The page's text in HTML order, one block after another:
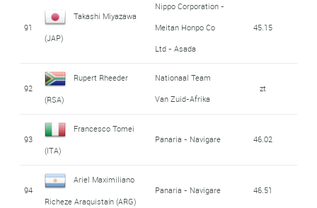
91
Takashi Miyazawa
(JAP)
Nippo Corporation -
Meitan Honpo Co
Ltd - Asada
45.15
92
Rupert Rheeder
(RSA)
Nationaal Team
Van Zuid-Afrika
zt
93
Francesco Tomei
(ITA)
Panaria - Navigare 46.02
94
Ariel Maximiliano
Richeze Araquistaín (ARG)
Panaria - Navigare 46.51